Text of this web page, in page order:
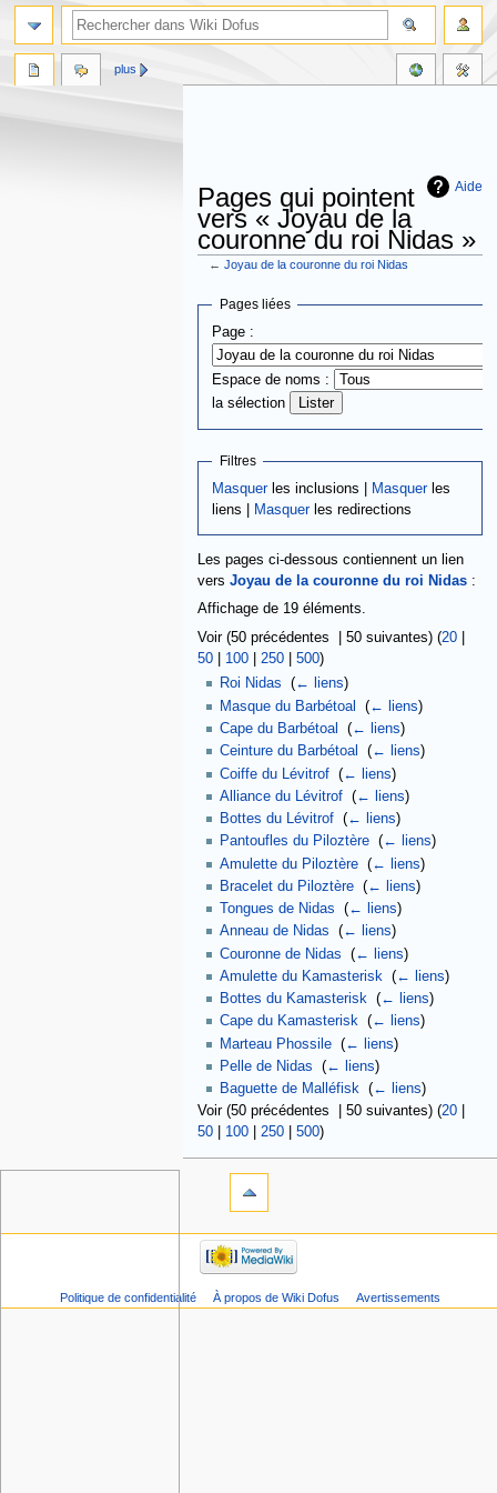
Aide
Pages qui pointent
vers « Joyau de la
couronne du roi Nidas »
←Joyau de la couronne du roi Nidas
Aller
navigation
Aller
recherche
Pages liées
Page :
Espace de noms :
la sélection
Filtres
Masquerles inclusions | Masquerles
liens |
Masquerles redirections
Les pages ci-dessous contiennent un lien
vers Joyau de la couronne du roi Nidas:
Affichage de 19 éléments.
Voir (50 précédentes | 50 suivantes) (20|
50| 100| 250| 500)
Roi Nidas ‎(← liens)
Masque du Barbétoal
‎(← liens)
Cape du Barbétoal
‎(← liens)
Ceinture du Barbétoal
‎(← liens)
Coiffe du Lévitrof ‎(← liens)
Alliance du Lévitrof ‎(← liens)
Bottes du Lévitrof ‎(← liens)
Pantoufles du Piloztère ‎(← liens)
Amulette du Piloztère ‎(← liens)
Bracelet du Piloztère ‎(← liens)
Tongues de Nidas ‎(← liens)
Anneau de Nidas ‎(← liens)
Couronne de Nidas ‎(← liens)
Amulette du Kamasterisk ‎(← liens)
Bottes du Kamasterisk ‎(← liens)
Cape du Kamasterisk ‎(← liens)
Marteau Phossile ‎(← liens)
Pelle de Nidas ‎(← liens)
Baguette de Malléfisk ‎(← liens)
Voir (50 précédentes | 50 suivantes) (20|
50| 100| 250| 500)
plus
Politique de confidentialité À propos de Wiki Dofus Avertissements